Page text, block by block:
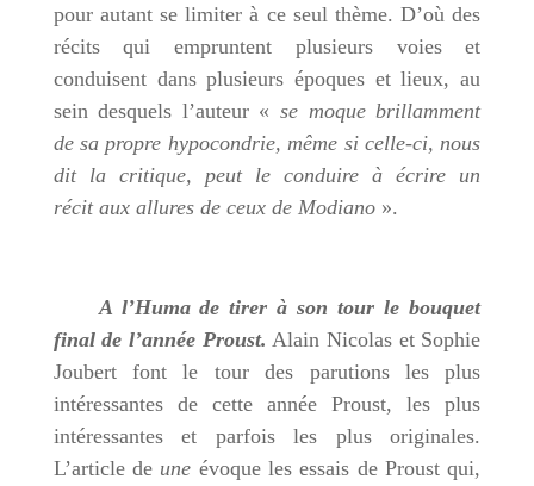
pour autant se limiter à ce seul thème. D’où des
récits qui empruntent plusieurs voies et
conduisent dans plusieurs époques et lieux, au
sein desquels l’auteur «se moque brillamment
de sa propre hypocondrie, même si celle-ci, nous
dit la critique, peut le conduire à écrire un
récit aux allures de ceux de Modiano».
A l’Huma de tirer à son tour le bouquet
final de l’année Proust. Alain Nicolas et Sophie
Joubert font le tour des parutions les plus
intéressantes de cette année Proust, les plus
intéressantes et parfois les plus originales.
L’article de une évoque les essais de Proust qui,